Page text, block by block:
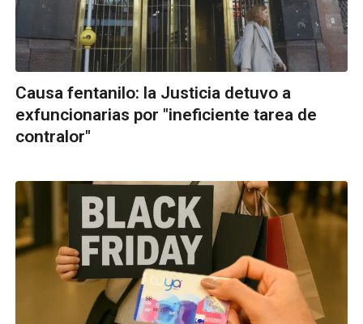
Causa fentanilo: la Justicia detuvo a
exfuncionarias por "ineficiente tarea de
contralor"